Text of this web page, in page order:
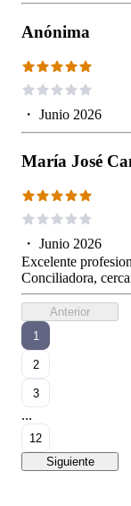
Anónima
・ Junio 2026
María José
・ Junio 2026
Excelente
Conciliadora,
Anterior
1
2
3
...
12
Siguiente